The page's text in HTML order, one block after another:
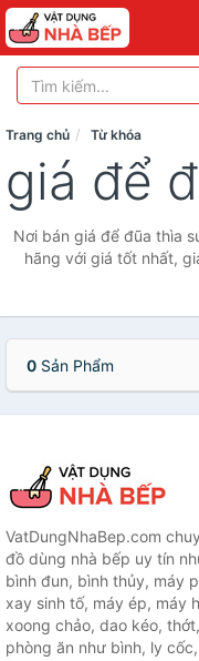
Trang chủ Từ khóa
giá để
Nơi bán giá để đũa thìa
hãng với giá tốt nhất,
0 Sản Phẩm
VatDungNhaBep.com
đồ dùng nhà bếp uy tín
bình đun, bình thủy, máy
xay sinh tố, máy ép, máy
xoong chảo, dao kéo,
phòng ăn như bình, ly